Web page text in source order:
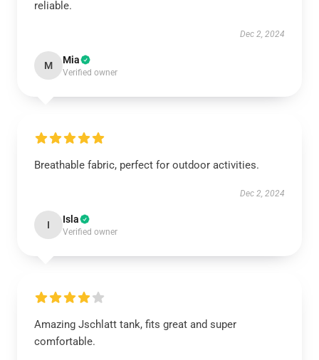
reliable.
Dec 2, 2024
M Mia
Verified owner
Breathable fabric, perfect for outdoor activities.
Dec 2, 2024
I Isla
Verified owner
Amazing Jschlatt tank, fits great and super
comfortable.